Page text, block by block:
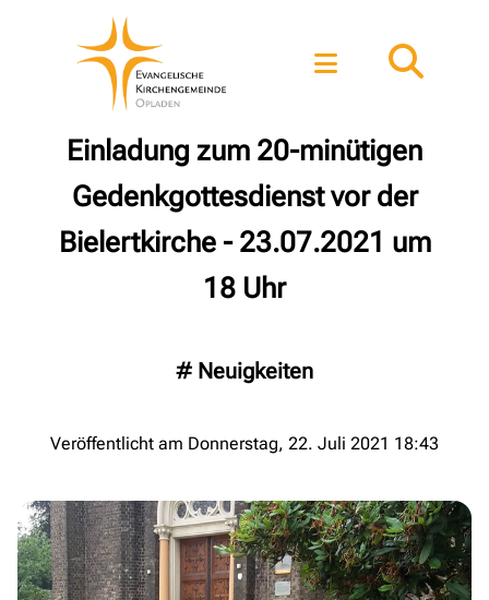
Einladung zum 20-minütigen
Gedenkgottesdienst vor der
Bielertkirche - 23.07.2021 um
18 Uhr
# Neuigkeiten
Veröffentlicht am Donnerstag, 22. Juli 2021 18:43